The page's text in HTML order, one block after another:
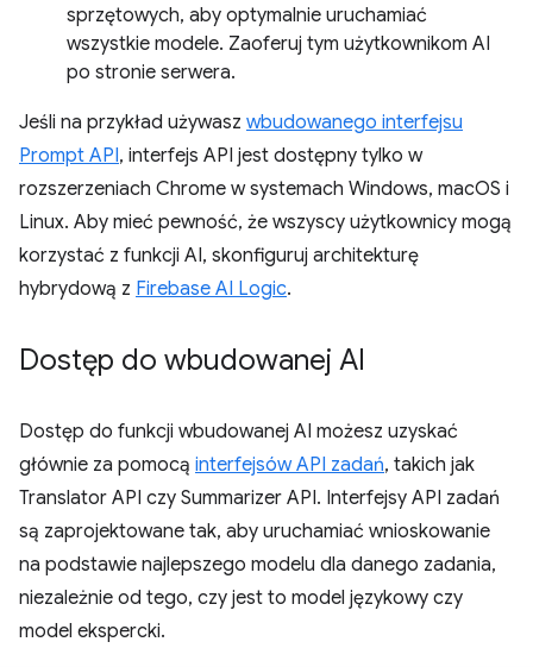
sprzętowych, aby optymalnie uruchamiać
wszystkie modele. Zaoferuj tym użytkownikom AI
po stronie serwera.
Jeśli na przykład używasz wbudowanego interfejsu
Prompt API, interfejs API jest dostępny tylko w
rozszerzeniach Chrome w systemach Windows, macOS i
Linux. Aby mieć pewność, że wszyscy użytkownicy mogą
korzystać z funkcji AI, skonfiguruj architekturę
hybrydową z Firebase AI Logic.
Dostęp do wbudowanej AI
Dostęp do funkcji wbudowanej AI możesz uzyskać
głównie za pomocą interfejsów API zadań, takich jak
Translator API czy Summarizer API. Interfejsy API zadań
są zaprojektowane tak, aby uruchamiać wnioskowanie
na podstawie najlepszego modelu dla danego zadania,
niezależnie od tego, czy jest to model językowy czy
model ekspercki.